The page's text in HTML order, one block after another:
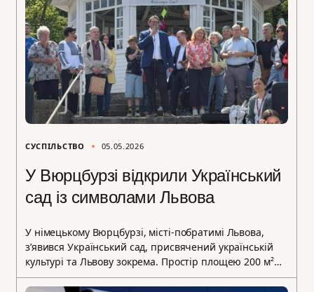
СУСПІЛЬСТВО 05.05.2026
У Вюрцбурзі відкрили Український
сад із символами Львова
У німецькому Вюрцбурзі, місті-побратимі Львова,
з’явився Український сад, присвячений українській
культурі та Львову зокрема. Простір площею 200 м²…